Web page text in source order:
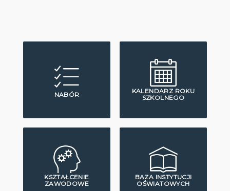
NABÓR
KALENDARZ ROKU
SZKOLNEGO
KSZTAŁCENIE
ZAWODOWE
BAZA INSTYTUCJI
OŚWIATOWYCH